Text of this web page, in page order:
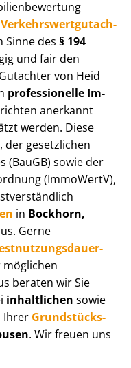
Ver­kehrs­wert­gut­ach­
Sinne des § 194
und fair den
von Heid
professionelle Im­
anerkannt
werden. Diese
der gesetzlichen
(BauGB) sowie der
(ImmoWertV),
in Bockhorn,
Gerne
beraten wir Sie
inhaltlichen sowie
Ihrer Grund­stücks­
. Wir freuen uns